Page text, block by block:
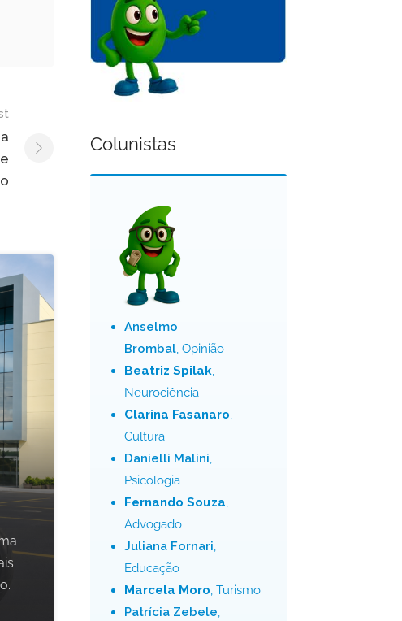
Colunistas
Anselmo
Brombal, Opinião
Beatriz Spilak,
Neurociência
Clarina Fasanaro,
Cultura
Danielli Malini,
Psicologia
Fernando Souza,
Advogado
Juliana Fornari,
Educação
Marcela Moro, Turismo
Patrícia Zebele,